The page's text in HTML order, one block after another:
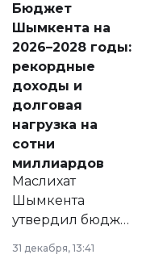
народу
Венесуэлы.
Бюджет
Шымкента на
2026–2028 годы:
рекордные
доходы и
долговая
нагрузка на
сотни
миллиардов
Маслихат
Шымкента
утвердил бюджет
города на 2026–
2028 годы.
31 декабря, 13:41